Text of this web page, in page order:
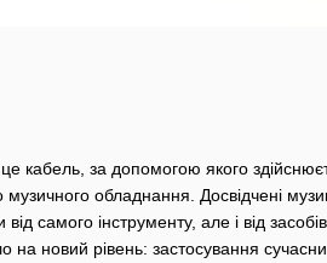
кабель, за допомогою якого
музичного обладнання. Досвідчені
від самого інструменту, але і від
на новий рівень: застосування